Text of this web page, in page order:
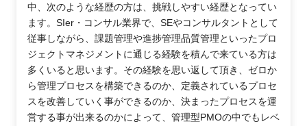
中、次のような経歴の方は、挑戦しやすい経歴となってい
ます。SIer・コンサル業界で、SEやコンサルタントとして
従事しながら、課題管理や進捗管理品質管理といったプロ
ジェクトマネジメントに通じる経験を積んで来ている方は
多くいると思います。その経験を思い返して頂き、ゼロか
ら管理プロセスを構築できるのか、定義されているプロセ
スを改善していく事ができるのか、決まったプロセスを運
営する事が出来るのかによって、管理型PMOの中でもレベ